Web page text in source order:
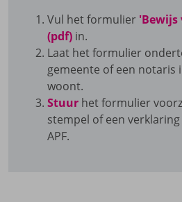
Vul het formulier 'Bewijs
(pdf) in.
Laat het formulier
gemeente of een notaris
woont.
Stuur het formulier
stempel of een
APF.